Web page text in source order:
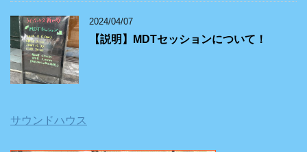
2024/04/07
【説明】MDTセッションについて！
サウンドハウス